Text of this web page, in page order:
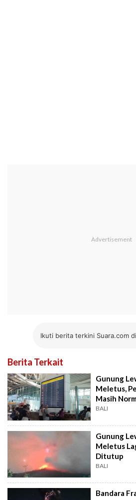
Ikuti berita terkini Suara.com
Berita Terkait
Gunung
Meletus,
Masih
BALI
Gunung
Meletus
Ditutup
BALI
Bandara